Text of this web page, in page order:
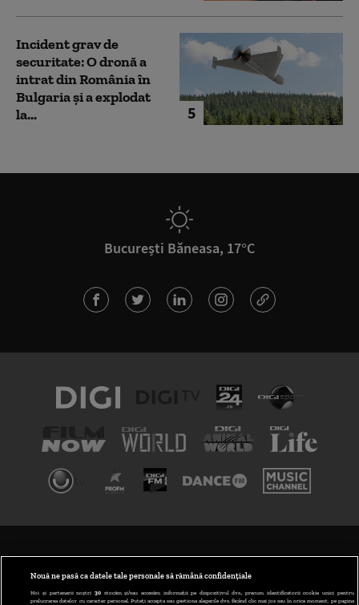
5
Incident grav de
securitate: O dronă a
intrat din România în
Bulgaria şi a explodat
la...
București Băneasa, 17°C
Nouă ne pasă ca datele tale personale să rămână confidențiale
Noi și partenerii noștri 30stocăm și/sau accesăm informații pe dispozitivul dvs., precum identificatorii cookie unici pentru
prelucrarea datelor cu caracter personal. Puteți accepta sau gestiona alegerile dvs. făcând clic mai jos sau în orice moment, pe pagina